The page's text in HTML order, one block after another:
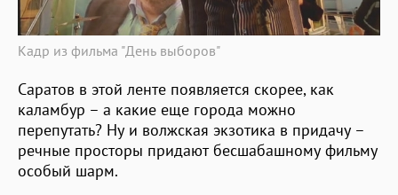
Кадр из фильма "День выборов"
Саратов в этой ленте появляется скорее, как
каламбур – а какие еще города можно
перепутать? Ну и волжская экзотика в придачу –
речные просторы придают бесшабашному фильму
особый шарм.